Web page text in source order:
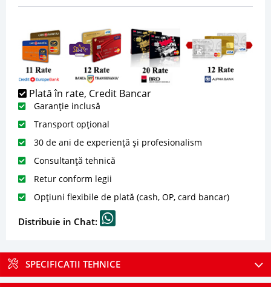
Plată în rate, Credit Bancar
Garanție inclusă
Transport opțional
30 de ani de experiență și profesionalism
Consultanță tehnică
Retur conform legii
Opțiuni flexibile de plată (cash, OP, card bancar)
Distribuie in Chat:
SPECIFICATII TEHNICE